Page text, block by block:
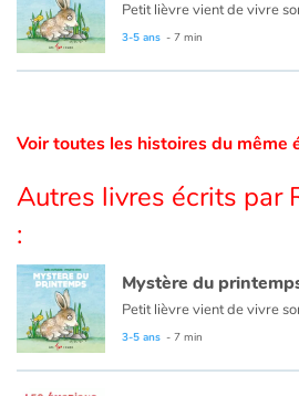
Contraste +
Accueil
Famille
Écoles
Médiathèques
Vidéos & Tutoriaux
3-5 ans - 7 min
Voir toutes les histoires du même
Autres livres écrits par
:
Mystère du
3-5 ans - 7 min